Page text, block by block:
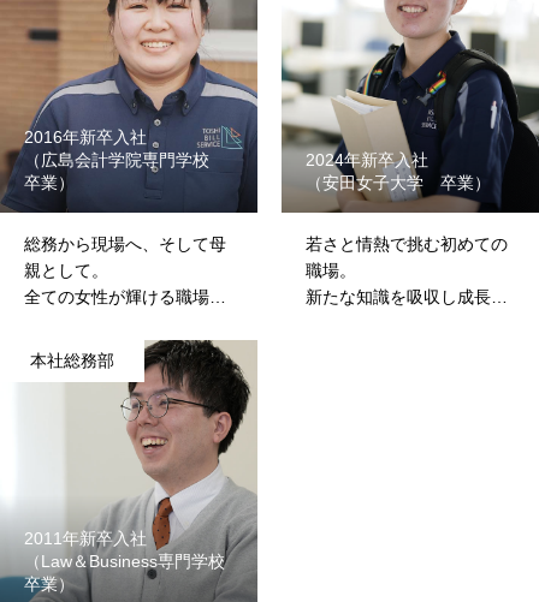
2016年新卒入社
（広島会計学院専門学校
卒業）
総務から現場へ、そして母
親として。
全ての女性が輝ける職場を
2024年新卒入社
（安田女子大学 卒業）
若さと情熱で挑む初めての
職場。
新たな知識を吸収し成長す
本社総務部
2011年新卒入社
（Law＆Business専門学校
卒業）